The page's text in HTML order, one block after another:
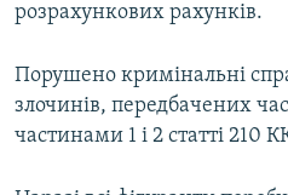
розрахункових рахунків.
Порушено кримінальні
злочинів, передбачених
частинами 1 і 2 статті 210